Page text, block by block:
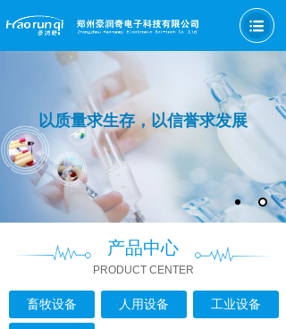
以质量求生存，以信誉求发展
产品中心
PRODUCT CENTER
畜牧设备 人用设备 工业设备